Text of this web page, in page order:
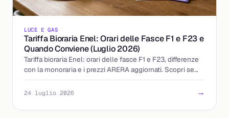
LUCE E GAS
Tariffa Bioraria Enel: Orari delle Fasce F1 e F23 e
Quando Conviene (Luglio 2026)
Tariffa bioraria Enel: orari delle fasce F1 e F23, differenze
con la monoraria e i prezzi ARERA aggiornati. Scopri se
accendere la sera conviene davvero.
24 luglio 2026 →